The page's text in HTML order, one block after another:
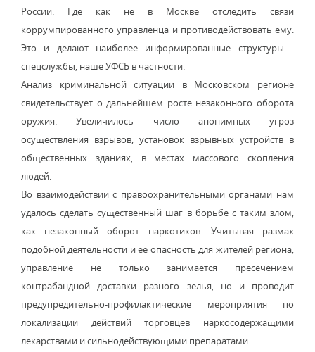
России. Где как не в Москве отследить связи
коррумпированного управленца и противодействовать ему.
Это и делают наиболее информированные структуры -
спецслужбы, наше УФСБ в частности.
Анализ криминальной ситуации в Московском регионе
свидетельствует о дальнейшем росте незаконного оборота
оружия. Увеличилось число анонимных угроз
осуществления взрывов, установок взрывных устройств в
общественных зданиях, в местах массового скопления
людей.
Во взаимодействии с правоохранительными органами нам
удалось сделать существенный шаг в борьбе с таким злом,
как незаконный оборот наркотиков. Учитывая размах
подобной деятельности и ее опасность для жителей региона,
управление не только занимается пресечением
контрабандной доставки разного зелья, но и проводит
предупредительно-профилактические мероприятия по
локализации действий торговцев наркосодержащими
лекарствами и сильнодействующими препаратами.